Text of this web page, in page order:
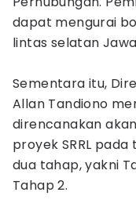
dapat mengurai
lintas selatan
Sementara itu,
Allan Tandiono
direncanakan
proyek SRRL
dua tahap, yakni
Tahap 2.